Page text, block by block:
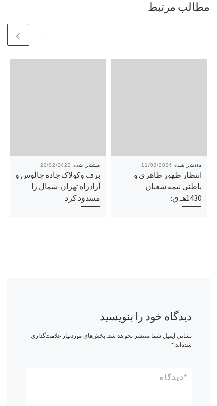
مطالب مرتبط
20/02/2022
برف وکولاک جاده چالوس و
آزادراه تهران-شمال را
مسدود کرد
11/02/2026
انتظار ظهور ظاهری و
باطنی نیمه شعبان
1430هـ.ق:
دیدگاه خود را بنویسید
نشانی ایمیل شما منتشر نخواهد شد. بخش‌های موردنیاز علامت‌گذاری
شده‌اند*
دیدگاه*